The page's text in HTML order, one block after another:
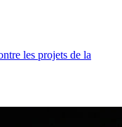
les projets de la